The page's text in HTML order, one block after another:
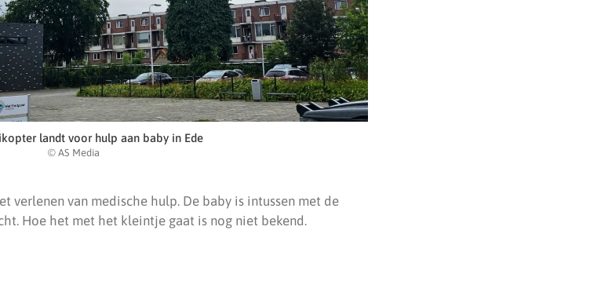
landt voor hulp aan baby in Ede
© AS Media
verlenen van medische hulp. De baby is intussen met de
Hoe het met het kleintje gaat is nog niet bekend.